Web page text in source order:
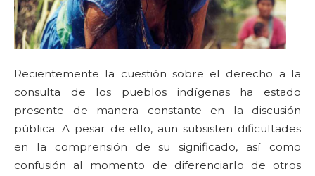
Recientemente la cuestión sobre el derecho a la
consulta de los pueblos indígenas ha estado
presente de manera constante en la discusión
pública. A pesar de ello, aun subsisten dificultades
en la comprensión de su significado, así como
confusión al momento de diferenciarlo de otros